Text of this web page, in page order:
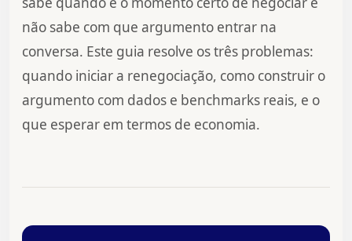
não sabe com que argumento entrar na
conversa. Este guia resolve os três problemas:
quando iniciar a renegociação, como construir o
argumento com dados e benchmarks reais, e o
que esperar em termos de economia.